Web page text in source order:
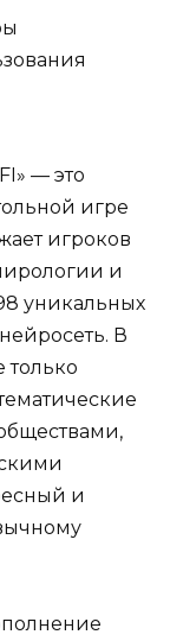
— это
игре
игроков
и
уникальных
В
только
и